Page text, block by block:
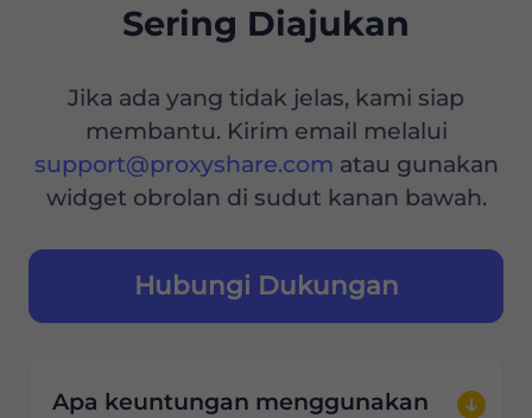
Sering Diajukan
Jika ada yang tidak jelas, kami siap
membantu. Kirim email melalui
support@proxyshare.com atau gunakan
widget obrolan di sudut kanan bawah.
Hubungi Dukungan
Apa keuntungan menggunakan